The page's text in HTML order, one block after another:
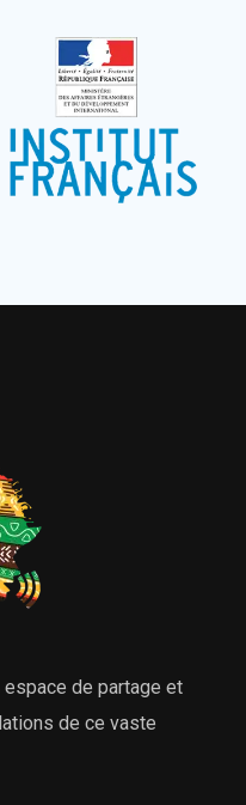
de partage et
de ce vaste